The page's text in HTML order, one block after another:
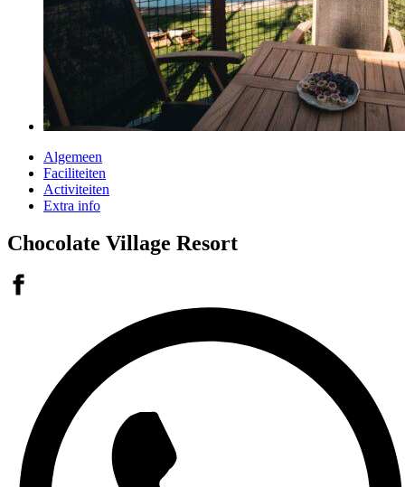
Algemeen
Faciliteiten
Activiteiten
Extra info
Chocolate Village Resort